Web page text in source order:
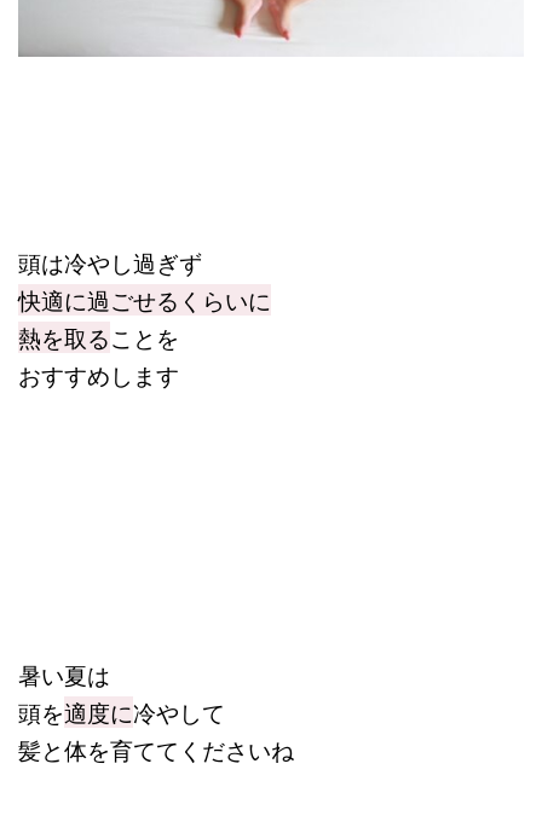
頭は冷やし過ぎず
快適に過ごせるくらいに
熱を取ることを
おすすめします
暑い夏は
頭を適度に冷やして
髪と体を育ててくださいね